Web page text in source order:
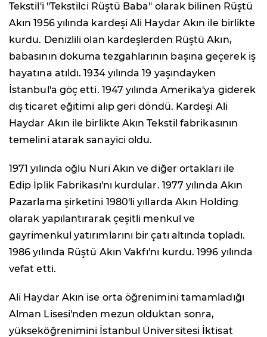
Tekstil'i "Tekstilci Rüştü Baba" olarak bilinen Rüştü
Akın 1956 yılında kardeşi Ali Haydar Akın ile birlikte
kurdu. Denizlili olan kardeşlerden Rüştü Akın,
babasının dokuma tezgahlarının başına geçerek iş
hayatına atıldı. 1934 yılında 19 yaşındayken
İstanbul'a göç etti. 1947 yılında Amerika'ya giderek
dış ticaret eğitimi alıp geri döndü. Kardeşi Ali
Haydar Akın ile birlikte Akın Tekstil fabrikasının
temelini atarak sanayici oldu.
1971 yılında oğlu Nuri Akın ve diğer ortakları ile
Edip İplik Fabrikası'nı kurdular. 1977 yılında Akın
Pazarlama şirketini 1980'li yıllarda Akın Holding
olarak yapılantırarak çeşitli menkul ve
gayrimenkul yatırımlarını bir çatı altında topladı.
1986 yılında Rüştü Akın Vakfı'nı kurdu. 1996 yılında
vefat etti.
Ali Haydar Akın ise orta öğrenimini tamamladığı
Alman Lisesi'nden mezun olduktan sonra,
yükseköğrenimini İstanbul Üniversitesi İktisat